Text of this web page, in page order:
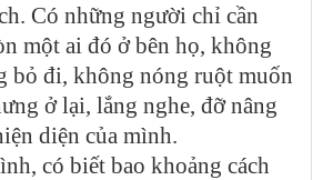
Có những người chỉ cần
một ai đó ở bên họ, không
bỏ đi, không nóng ruột muốn
ở lại, lắng nghe, đỡ nâng
diện của mình.
có biết bao khoảng cách